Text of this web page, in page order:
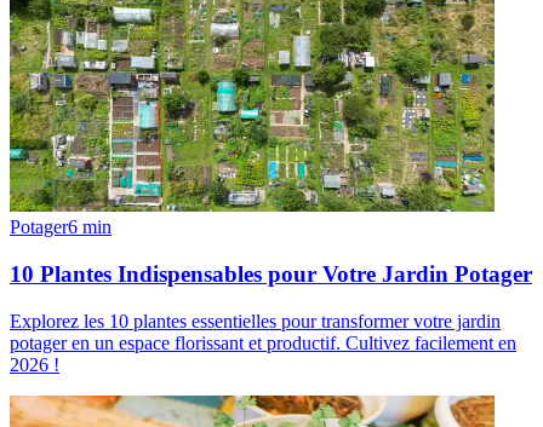
Potager6 min
10 Plantes Indispensables pour Votre Jardin Potager
Explorez les 10 plantes essentielles pour transformer votre jardin
potager en un espace florissant et productif. Cultivez facilement en
2026 !